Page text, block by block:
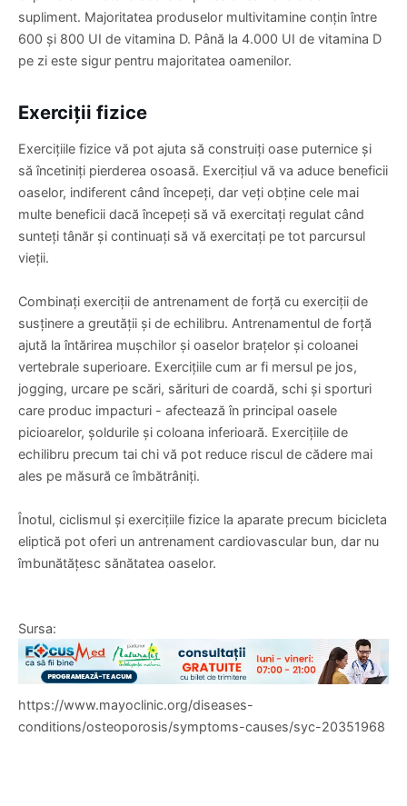
supliment. Majoritatea produselor multivitamine conțin între
600 și 800 UI de vitamina D. Până la 4.000 UI de vitamina D
pe zi este sigur pentru majoritatea oamenilor.
Exerciții fizice
Exercițiile fizice vă pot ajuta să construiți oase puternice și
să încetiniți pierderea osoasă. Exercițiul vă va aduce beneficii
oaselor, indiferent când începeți, dar veți obține cele mai
multe beneficii dacă începeți să vă exercitați regulat când
sunteți tânăr și continuați să vă exercitați pe tot parcursul
vieții.
Combinați exerciții de antrenament de forță cu exerciții de
susținere a greutății și de echilibru. Antrenamentul de forță
ajută la întărirea mușchilor și oaselor brațelor și coloanei
vertebrale superioare. Exercițiile cum ar fi mersul pe jos,
jogging, urcare pe scări, sărituri de coardă, schi și sporturi
care produc impacturi - afectează în principal oasele
picioarelor, șoldurile și coloana inferioară. Exercițiile de
echilibru precum tai chi vă pot reduce riscul de cădere mai
ales pe măsură ce îmbătrâniți.
Înotul, ciclismul și exercițiile fizice la aparate precum bicicleta
eliptică pot oferi un antrenament cardiovascular bun, dar nu
îmbunătățesc sănătatea oaselor.
Sursa:
https://www.mayoclinic.org/diseases-
conditions/osteoporosis/symptoms-causes/syc-20351968